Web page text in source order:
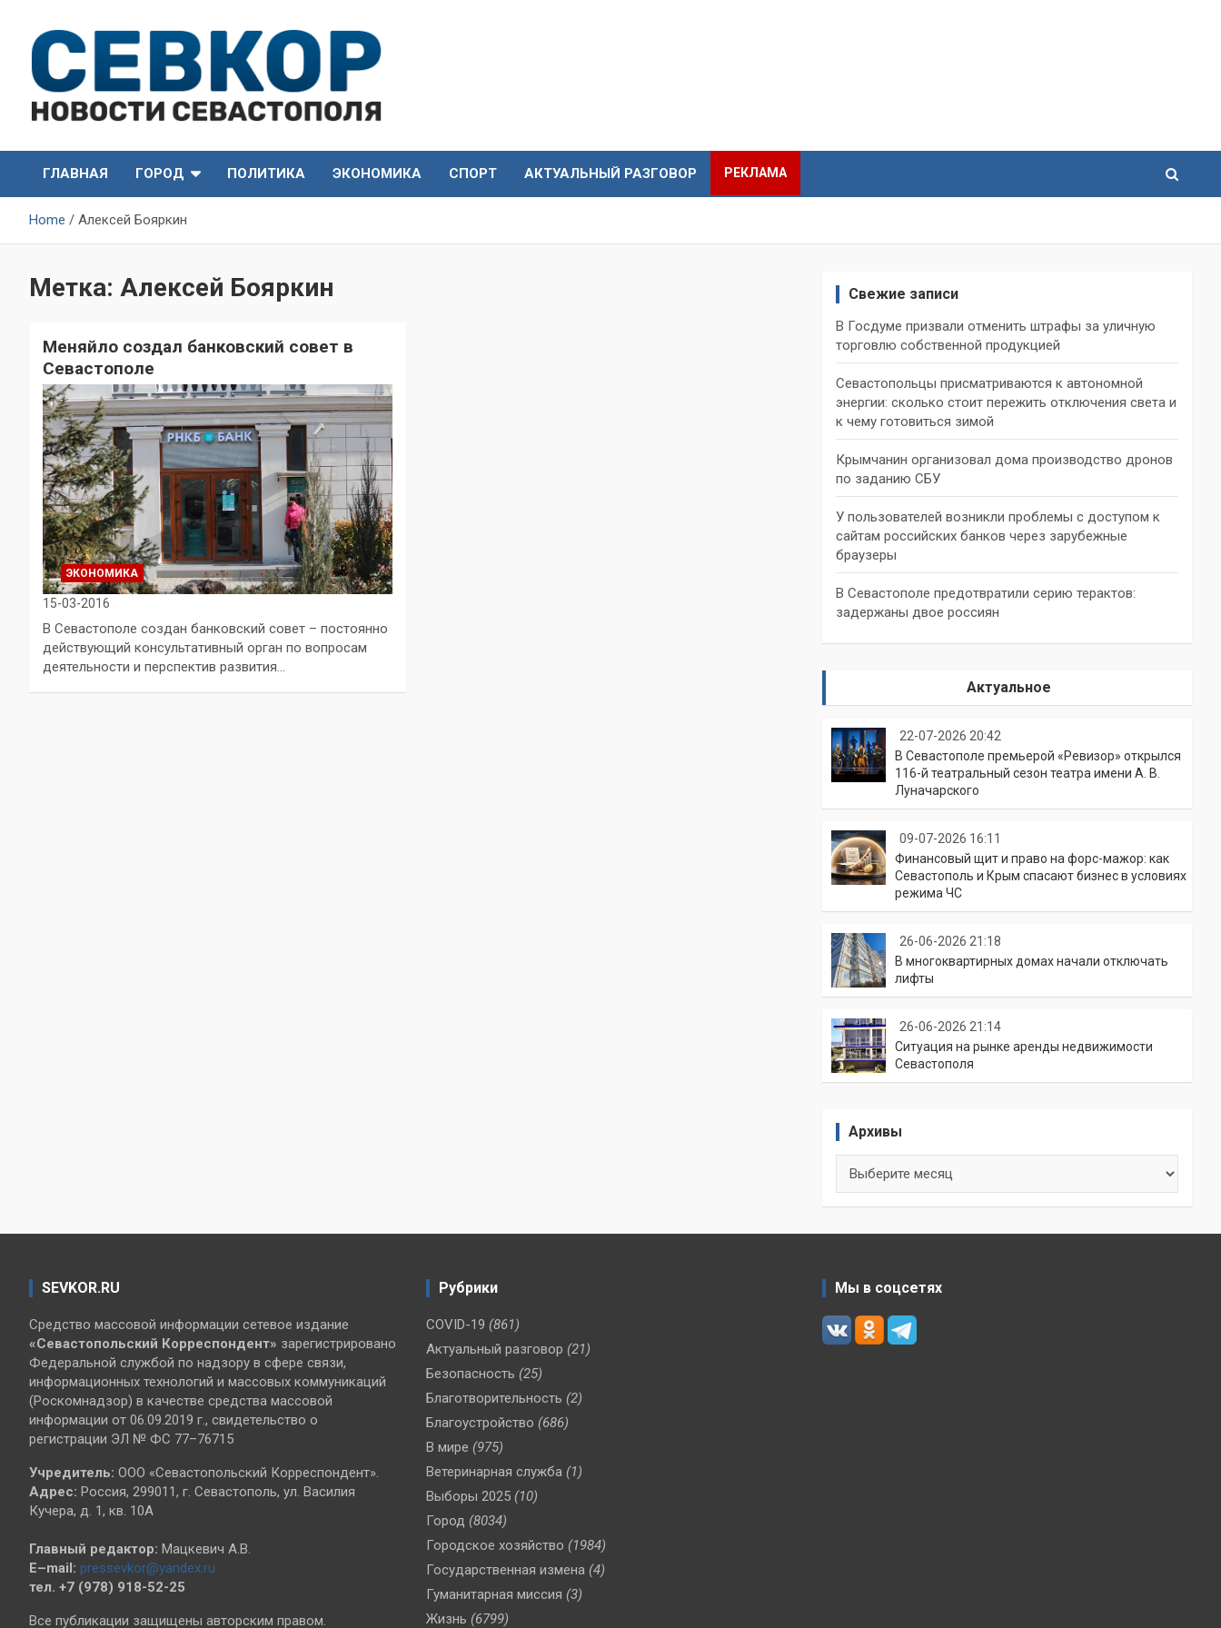
content
СевКор — Новости
Севастополя
Севастополя
ГЛАВНАЯ
ГОРОД ПОЛИТИКА ЭКОНОМИКА СПОРТ АКТУАЛЬНЫЙ РАЗГОВОР РЕКЛАМА
Home Алексей Бояркин
Метка: Алексей Бояркин
Меняйло создал банковский совет в
Севастополе
ЭКОНОМИКА
15-03-2016
В Севастополе создан банковский совет – постоянно
действующий консультативный орган по вопросам
деятельности и перспектив развития…
Свежие записи
В Госдуме призвали отменить штрафы за уличную
торговлю собственной продукцией
Севастопольцы присматриваются к автономной
энергии: сколько стоит пережить отключения света и
к чему готовиться зимой
Крымчанин организовал дома производство дронов
по заданию СБУ
У пользователей возникли проблемы с доступом к
сайтам российских банков через зарубежные
браузеры
В Севастополе предотвратили серию терактов:
задержаны двое россиян
Актуальное
22-07-2026 20:42
В Севастополе премьерой «Ревизор» открылся
116-й театральный сезон театра имени А. В.
Луначарского
09-07-2026 16:11
Финансовый щит и право на форс-мажор: как
Севастополь и Крым спасают бизнес в условиях
режима ЧС
26-06-2026 21:18
В многоквартирных домах начали отключать
лифты
26-06-2026 21:14
Ситуация на рынке аренды недвижимости
Севастополя
Архивы
SEVKOR.RU
Средство массовой информации сетевое издание
«Севастопольский Корреспондент» зарегистрировано
Федеральной службой по надзору в сфере связи,
информационных технологий и массовых коммуникаций
(Роскомнадзор) в качестве средства массовой
информации от 06.09.2019 г., свидетельство о
регистрации ЭЛ № ФС 77–76715
Учредитель: ООО «Севастопольский Корреспондент».
Адрес: Россия, 299011, г. Севастополь, ул. Василия
Кучера, д. 1, кв. 10А
Главный редактор: Мацкевич А.В.
E–mail: pressevkor@yandex.ru
тел. +7 (978) 918-52-25
Все публикации защищены авторским правом.
Рубрики
COVID-19 (861)
Актуальный разговор (21)
Безопасность (25)
Благотворительность (2)
Благоустройство (686)
В мире (975)
Ветеринарная служба (1)
Выборы 2025 (10)
Город (8034)
Городское хозяйство (1984)
Государственная измена (4)
Гуманитарная миссия (3)
Жизнь (6799)
Мы в соцсетях